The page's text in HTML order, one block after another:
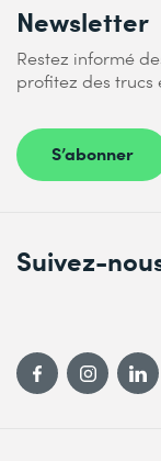
Newsletter
Restez informé
profitez des trucs
S’abonner
Suivez-